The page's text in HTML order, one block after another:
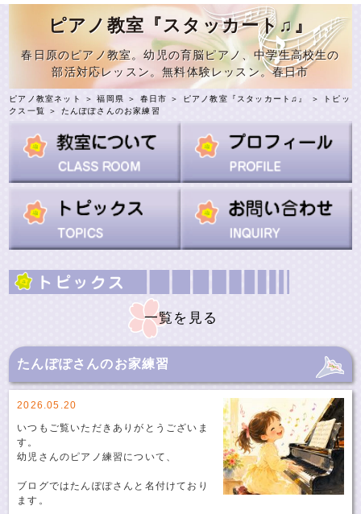
ピアノ教室『スタッカート♫』
春日原のピアノ教室。幼児の育脳ピアノ、中学生高校生の
部活対応レッスン。無料体験レッスン。春日市
ピアノ教室ネット ＞福岡県 ＞ 春日市 ＞ ピアノ教室『スタッカート♫』 ＞
トピッ
クス一覧 ＞ たんぽぽさんのお家練習
一覧を見る
たんぽぽさんのお家練習
2026.05.20
いつもご覧いただきありがとうございま
す。
幼児さんのピアノ練習について、
ブログではたんぽぽさんと名付けており
ます。